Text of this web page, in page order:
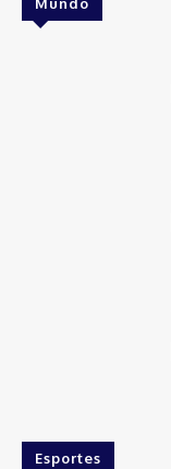
Esportes